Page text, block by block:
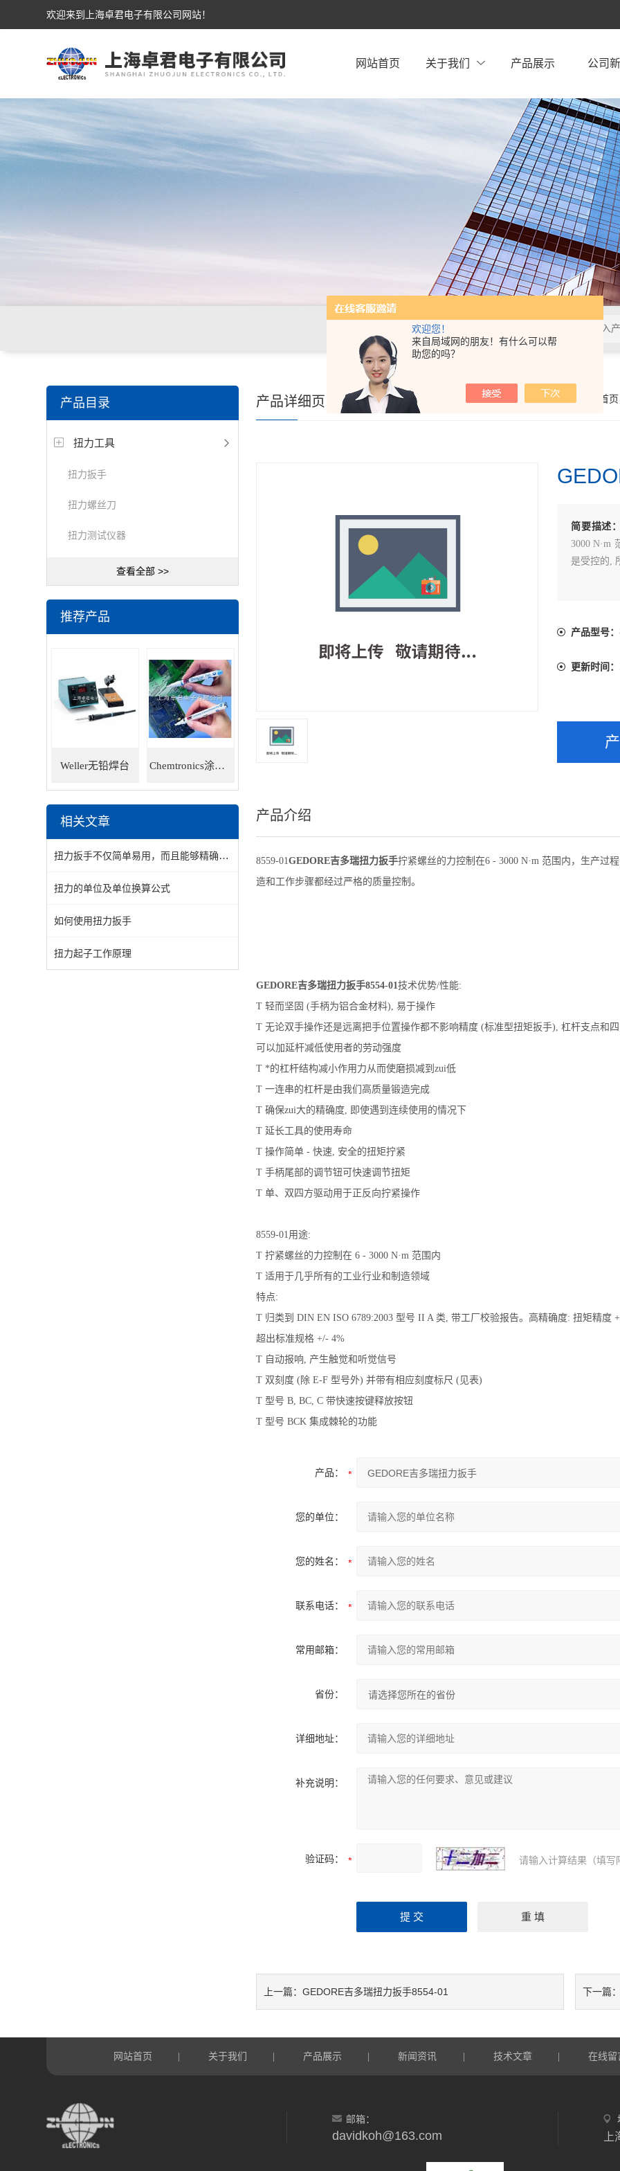
欢迎您！
来自局域网的朋友！有什么可以帮
助您的吗？
欢迎来到上海卓君电子有限公司网站！
网站首页 关于我们 产品展示 公司
产品目录
扭力工具
扭力扳手
扭力螺丝刀
扭力测试仪器
查看全部 >>
推荐产品
Weller无铅焊台 Chemtronics涂层笔
相关文章
扭力扳手不仅简单易用，而且能够精确控制松紧力度
扭力的单位及单位换算公式
如何使用扭力扳手
扭力起子工作原理
你的位置： 首页
产品详细页
简要描述：
3000 N·m
是受控的,
产品型号：
更新时间：
产品介绍
8559-01GEDORE吉多瑞扭力扳手拧紧螺丝的力控制在6 - 3000 N·m 范围内，生产过
造和工作步骤都经过严格的质量控制。
GEDORE吉多瑞扭力扳手8554-01技术优势/性能:
T 轻而坚固 (手柄为铝合金材料), 易于操作
T 无论双手操作还是远离把手位置操作都不影响精度 (标准型扭矩扳手), 杠杆支点和
可以加延杆减低使用者的劳动强度
T *的杠杆结构减小作用力从而使磨损减到zui低
T 一连串的杠杆是由我们高质量锻造完成
T 确保zui大的精确度, 即使遇到连续使用的情况下
T 延长工具的使用寿命
T 操作简单 - 快速, 安全的扭矩拧紧
T 手柄尾部的调节钮可快速调节扭矩
T 单、双四方驱动用于正反向拧紧操作
8559-01用途:
T 拧紧螺丝的力控制在 6 - 3000 N·m 范围内
T 适用于几乎所有的工业行业和制造领域
特点:
T 归类到 DIN EN ISO 6789:2003 型号 II A 类, 带工厂校验报告。高精确度: 扭矩精度
超出标准规格 +/- 4%
T 自动报响, 产生触觉和听觉信号
T 双刻度 (除 E-F 型号外) 并带有相应刻度标尺 (见表)
T 型号 B, BC, C 带快速按键释放按钮
T 型号 BCK 集成棘轮的功能
产品：
您的单位：
您的姓名：
联系电话：
常用邮箱：
省份：
详细地址：
补充说明：
验证码： 请输入计算结果（填写
上一篇： GEDORE吉多瑞扭力扳手8554-01 下一篇
网站首页 关于我们 产品展示 新闻资讯 技术文章 在线留
邮箱：
davidkoh@163.com